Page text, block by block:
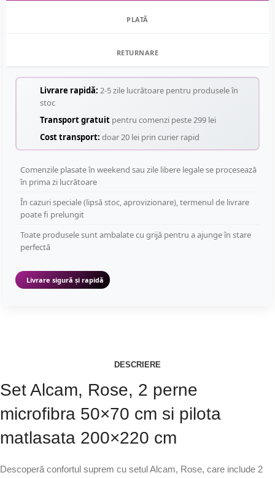
PLATĂ
RETURNARE
Livrare rapidă: 2-5 zile lucrătoare pentru produsele în
stoc
Transport gratuit pentru comenzi peste 299 lei
Cost transport: doar 20 lei prin curier rapid
Comenzile plasate în weekend sau zile libere legale se procesează
în prima zi lucrătoare
În cazuri speciale (lipsă stoc, aprovizionare), termenul de livrare
poate fi prelungit
Toate produsele sunt ambalate cu grijă pentru a ajunge în stare
perfectă
Livrare sigură și rapidă
DESCRIERE
Set Alcam, Rose, 2 perne
microfibra 50×70 cm si pilota
matlasata 200×220 cm
Descoperă confortul suprem cu setul Alcam, Rose, care include 2